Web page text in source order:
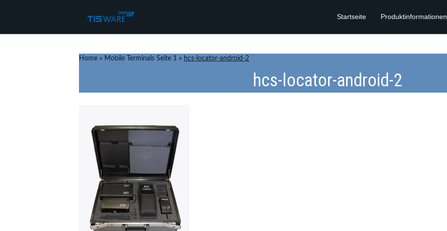
Startseite Produktinformationen
Home » Mobile Terminals Seite 1 » hcs-locator-android-2
hcs-locator-android-2